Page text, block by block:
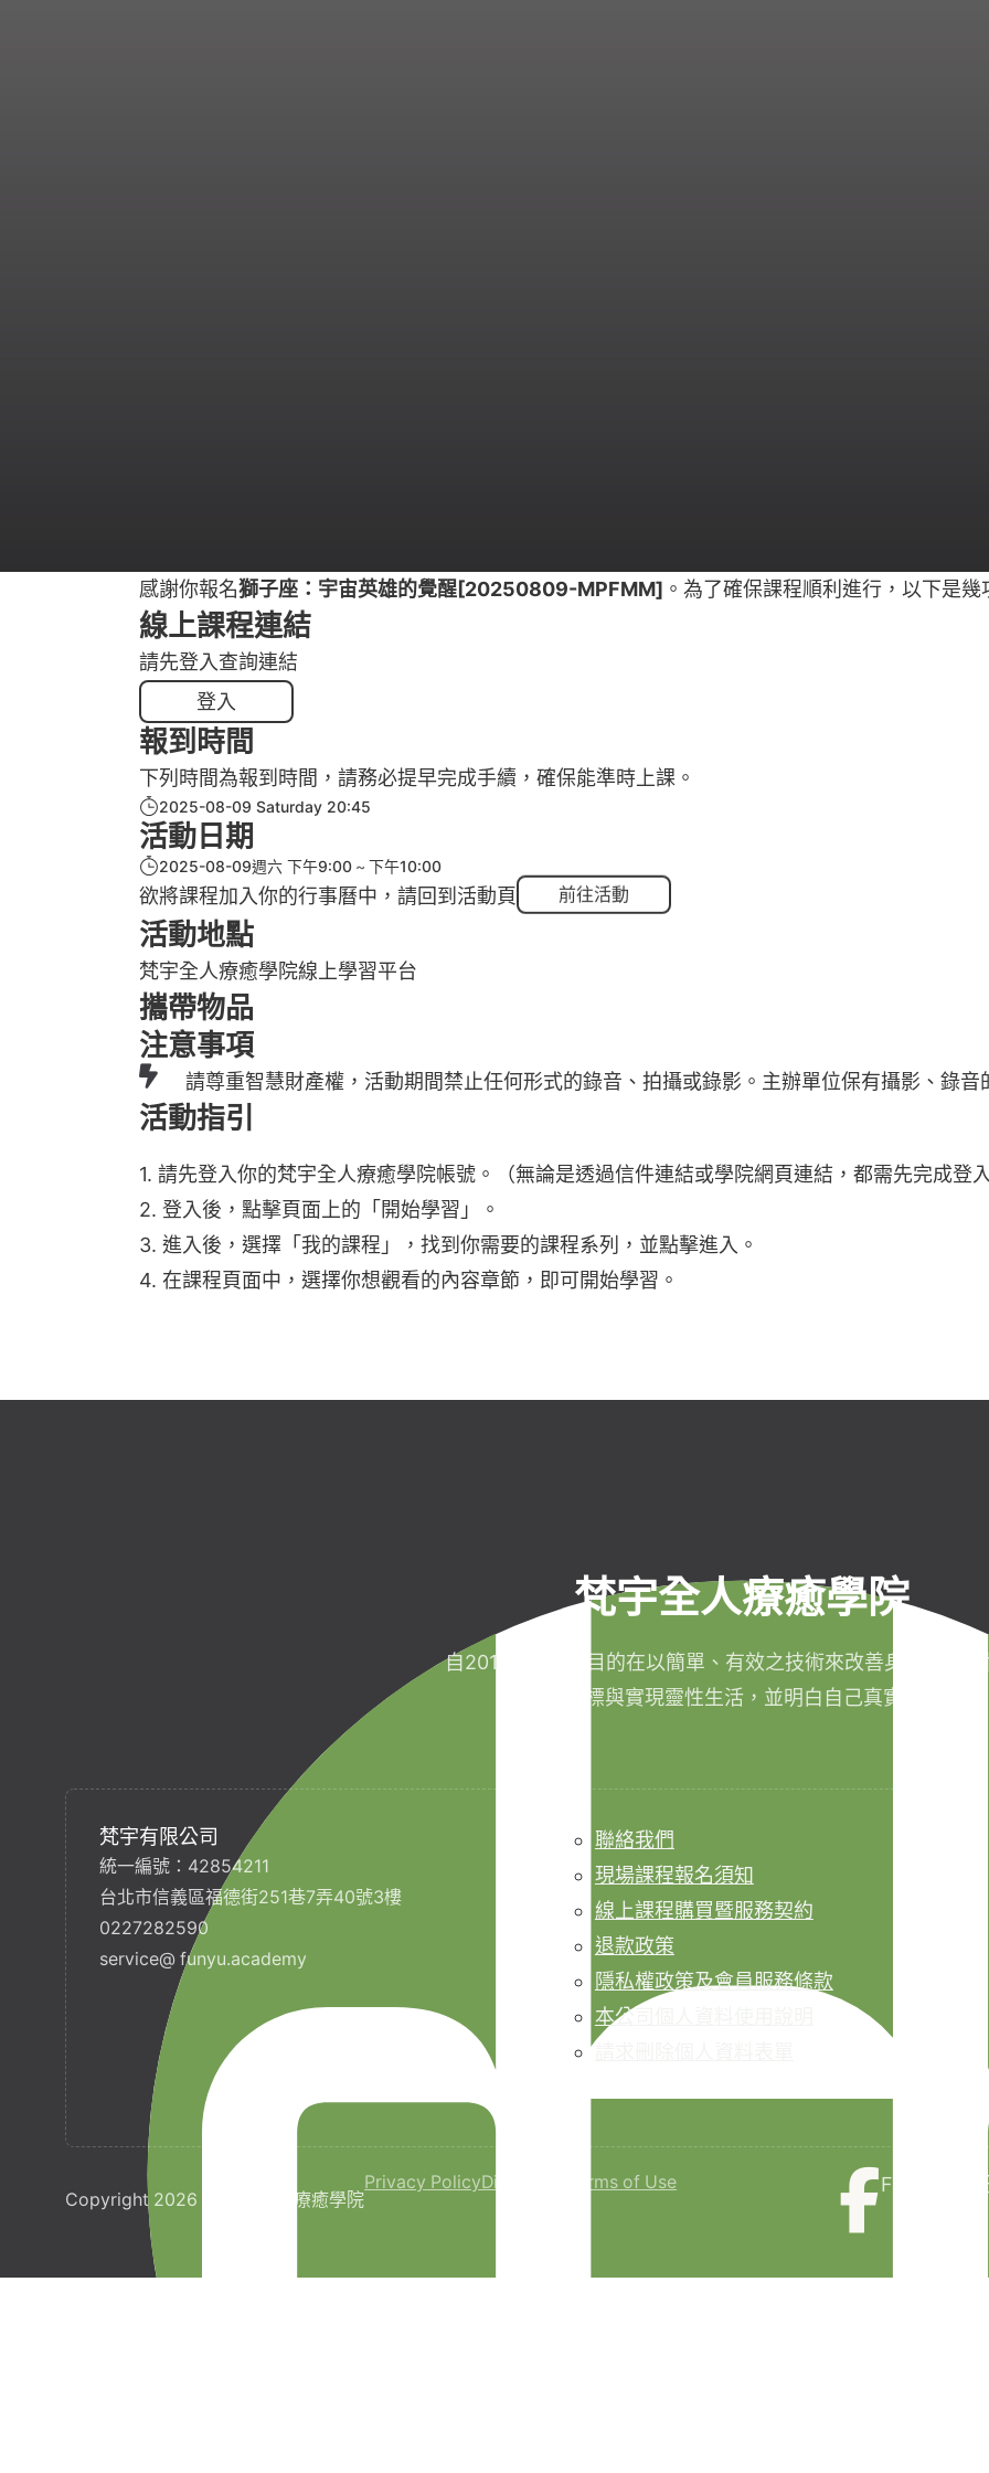
感謝你報名獅子座：宇宙英雄的覺醒[20250809-MPFMM] 。為了確保課程順利進行，以下是
線上課程連結
請先登入查詢連結
登入
報到時間
下列時間為報到時間，請務必提早完成手續，確保能準時上課。
2025-08-09 Saturday 20:45
活動日期
2025-08-09週六 下午9:00 下午10:00
欲將課程加入你的行事曆中，請回到活動頁 前往活動
活動地點
梵宇全人療癒學院線上學習平台
攜帶物品
注意事項
請尊重智慧財產權，活動期間禁止任何形式的錄音、拍攝或錄影。主辦單位保有攝影、錄音
活動指引
1. 請先登入你的梵宇全人療癒學院帳號。（無論是透過信件連結或學院網頁連結，都需先完成登
2. 登入後，點擊頁面上的「開始學習」。
3. 進入後，選擇「我的課程」，找到你需要的課程系列，並點擊進入。
4. 在課程頁面中，選擇你想觀看的內容章節，即可開始學習。
梵宇全人療癒學院
自2011年成立，目的在以簡單、有效之技術來改善身心健康，
成生命目標與實現靈性生活，並明白自己真實的本質。
梵宇有限公司
統一編號：42854211
台北市信義區福德街251巷7弄40號3樓
0227282590
service@ funyu.academy
聯絡我們
現場課程報名須知
線上課程購買暨服務契約
退款政策
隱私權政策及會員服務條款
本公司個人資料使用說明
Copyright 2026 © 梵宇全人療癒學院
Privacy PolicyDisclaimer Terms of Use Facebook